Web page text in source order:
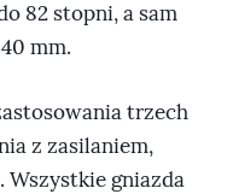
82 stopni, a sam
mm.
trzech
z zasilaniem,
Wszystkie gniazda